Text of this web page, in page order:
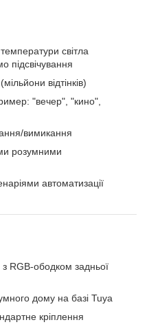
світла
підсвічування
відтінків)
"вечер", "кино",
вимикання
розумними
автоматизації
RGB-ободком задньої
дому на базі Tuya
кріплення